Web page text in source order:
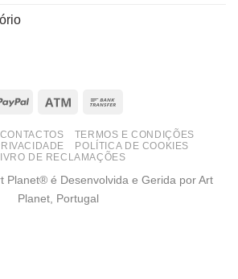
PayPal Atm
CONTACTOS
TERMOS E CONDIÇÕES
POLÍTICA DE COOKIES
DE RECLAMAÇÕES
Planet® é Desenvolvida e Gerida por Art
Planet, Portugal